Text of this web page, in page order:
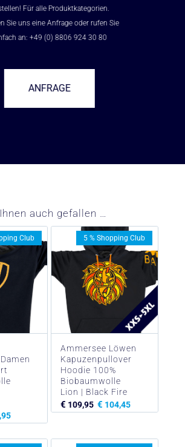
Für alle Produktkategorien.
Sie uns eine Anfrage oder rufen Sie
an: +49 (0) 8806 924 30 80
ANFRAGE
auch gefallen …
Club
Ammersee Löwen
Kapuzenpullover
Hoodie 100%
Biobaumwolle
Lion | Black Fire
€ 109,95 € 104,45
5 % Shopping Club